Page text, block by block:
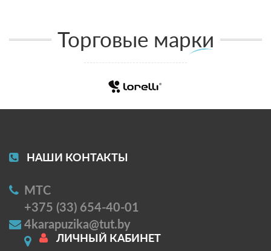
Торговые марки
НАШИ КОНТАКТЫ
МТС
+375 (33) 654-40-01
4karapuzika@tut.by
ЛИЧНЫЙ КАБИНЕТ